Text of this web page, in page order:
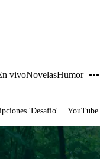
vivoNovelasHumor
'Desafío'